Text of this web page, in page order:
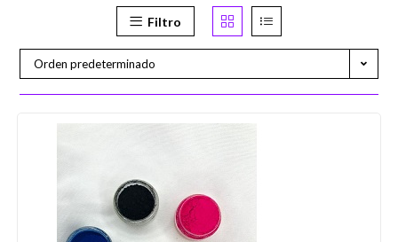
Filtro
Orden predeterminado